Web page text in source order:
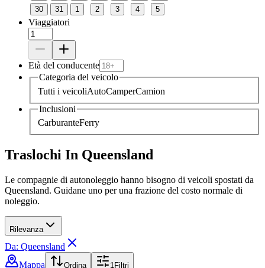
30
31 1 2 3 4 5
Viaggiatori
Età del conducente
Categoria del veicolo
Tutti i veicoliAutoCamperCamion
Inclusioni
CarburanteFerry
Traslochi In Queensland
Le compagnie di autonoleggio hanno bisogno di veicoli spostati da
Queensland. Guidane uno per una frazione del costo normale di
noleggio.
Rilevanza
Da: Queensland
Mappa
Ordina 1Filtri